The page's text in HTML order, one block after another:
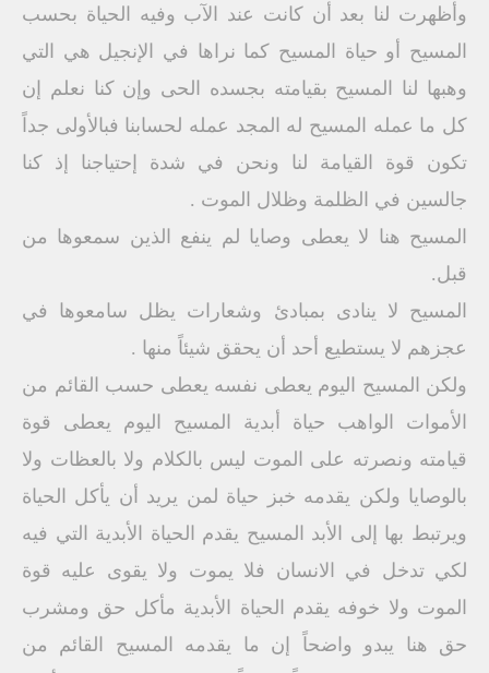
وأظهرت لنا بعد أن كانت عند الآب وفيه الحياة بحسب
المسيح أو حياة المسيح كما نراها في الإنجيل هي التي
وهبها لنا المسيح بقيامته بجسده الحى وإن كنا نعلم إن
كل ما عمله المسيح له المجد عمله لحسابنا فبالأولى جداً
تكون قوة القيامة لنا ونحن في شدة إحتياجنا إذ كنا
جالسين في الظلمة وظلال الموت .
المسيح هنا لا يعطى وصايا لم ينفع الذين سمعوها من
قبل.
المسيح لا ينادى بمبادئ وشعارات يظل سامعوها في
عجزهم لا يستطيع أحد أن يحقق شيئاً منها .
ولكن المسيح اليوم يعطى نفسه يعطى حسب القائم من
الأموات الواهب حياة أبدية المسيح اليوم يعطى قوة
قيامته ونصرته على الموت ليس بالكلام ولا بالعظات ولا
بالوصايا ولكن يقدمه خبز حياة لمن يريد أن يأكل الحياة
ويرتبط بها إلى الأبد المسيح يقدم الحياة الأبدية التي فيه
لكي تدخل في الانسان فلا يموت ولا يقوى عليه قوة
الموت ولا خوفه يقدم الحياة الأبدية مأكل حق ومشرب
حق هنا يبدو واضحاً إن ما يقدمه المسيح القائم من